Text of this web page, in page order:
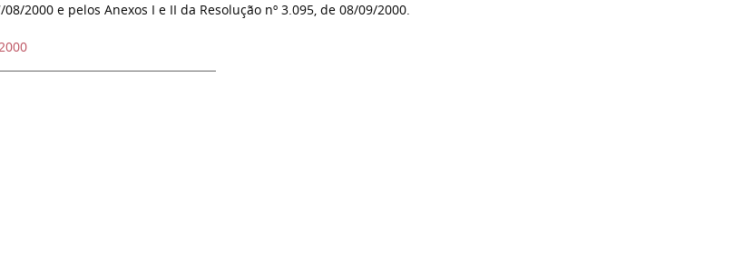
08/2000 e pelos Anexos I e II da Resolução nº 3.095, de 08/09/2000.